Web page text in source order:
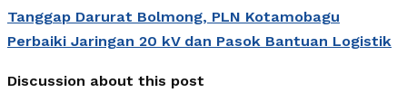
Tanggap Darurat Bolmong, PLN Kotamobagu
Perbaiki Jaringan 20 kV dan Pasok Bantuan Logistik
Discussion about this post